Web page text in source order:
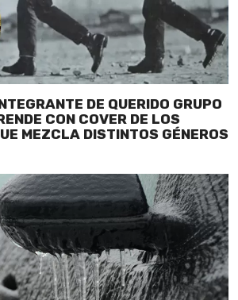
DE QUERIDO GRUPO
CON COVER DE LOS
MEZCLA DISTINTOS GÉNEROS